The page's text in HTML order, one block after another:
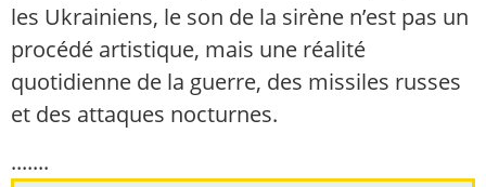
les Ukrainiens, le son de la sirène n’est pas un
procédé artistique, mais une réalité
quotidienne de la guerre, des missiles russes
et des attaques nocturnes.
.......